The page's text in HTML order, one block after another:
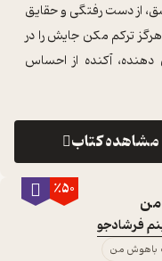
از دست رفتگی و حقایق
ترکم مکن جایش را در
دهنده، آکنده از احساس
مشاهده کتاب
٪50
فرشادجو
من